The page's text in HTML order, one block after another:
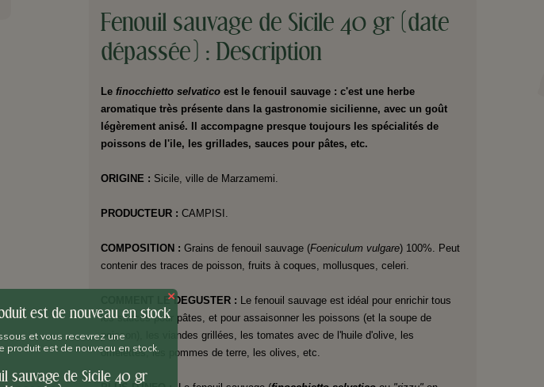
Fenouil sauvage de Sicile 40 gr (date
dépassée) : Description
Le finocchietto selvatico est le fenouil sauvage : c'est une herbe
aromatique très présente dans la gastronomie sicilienne, avec un goût
légèrement anisé. Il accompagne presque toujours les spécialités de
poissons de l'ile, les grillades, sauces pour pâtes, etc.
ORIGINE : Sicile, ville de Marzamemi.
PRODUCTEUR : CAMPISI.
COMPOSITION : Grains de fenouil sauvage (Foeniculum vulgare) 100%. Peut
contenir des traces de poisson, fruits à coques, mollusques, celeri.
COMMENT LE DEGUSTER : Le fenouil sauvage est idéal pour enrichir tous
les sauces pour pâtes, et pour assaisonner les poissons (et la soupe de
poisson), les viandes grillées, les tomates avec de l'huile d'olive, les
omelettes, les pommes de terre, les olives, etc.
×
est de nouveau en stock
et vous recevrez une
produit est de nouveau en stock.
sauvage de Sicile 40 gr